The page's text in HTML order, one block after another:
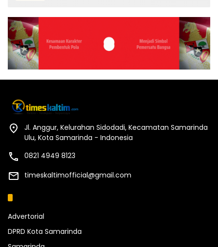
Jl. Anggur, Kelurahan Sidodadi, Kecamatan Samarinda
Ulu, Kota Samarinda - Indonesia
0821 4949 8123
timeskaltimofficial@gmail.com
Advertorial
DPRD Kota Samarinda